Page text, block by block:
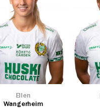
Ellen
Wangerheim